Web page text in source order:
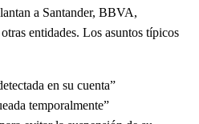
a Santander, BBVA,
entidades. Los asuntos típicos
en su cuenta”
temporalmente”